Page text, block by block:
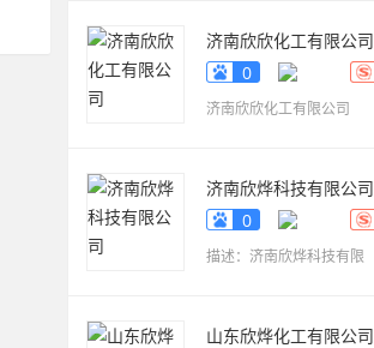
济南欣欣化工有限公司
www.sdyueqian.cn
0
济南欣欣化工有限公司
济南欣烨科技有限公司
www.sdkaikai.cn
0
描述：济南欣烨科技有限
山东欣烨化工有限公司